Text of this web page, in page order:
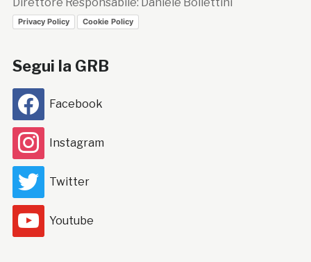
Direttore Responsabile: Daniele Bollettini
Privacy Policy Cookie Policy
Segui la GRB
Facebook
Instagram
Twitter
Youtube